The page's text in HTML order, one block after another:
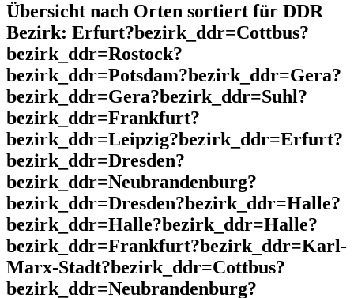
Übersicht nach Orten sortiert für DDR
Bezirk: Erfurt?bezirk_ddr=Cottbus?
bezirk_ddr=Rostock?
bezirk_ddr=Potsdam?bezirk_ddr=Gera?
bezirk_ddr=Gera?bezirk_ddr=Suhl?
bezirk_ddr=Frankfurt?
bezirk_ddr=Leipzig?bezirk_ddr=Erfurt?
bezirk_ddr=Dresden?
bezirk_ddr=Neubrandenburg?
bezirk_ddr=Dresden?bezirk_ddr=Halle?
bezirk_ddr=Halle?bezirk_ddr=Halle?
bezirk_ddr=Frankfurt?bezirk_ddr=Karl-
Marx-Stadt?bezirk_ddr=Cottbus?
bezirk_ddr=Neubrandenburg?